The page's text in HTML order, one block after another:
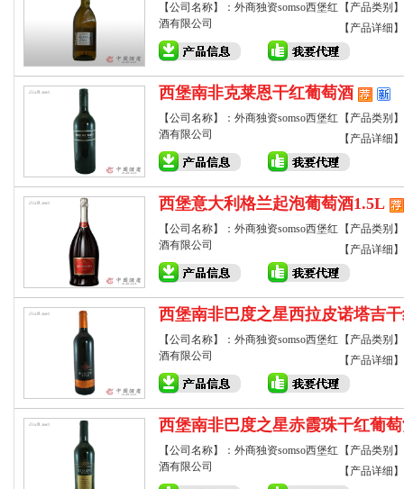
【公司名称】：外商独资somso西堡红
酒有限公司
【产品类别
【产品详细
西堡南非克莱恩干红葡萄酒
【公司名称】：外商独资somso西堡红
酒有限公司
【产品类别
【产品详细
西堡意大利格兰起泡葡萄酒1.5L
【公司名称】：外商独资somso西堡红
酒有限公司
【产品类别
【产品详细
西堡南非巴度之星西拉皮诺塔吉
【公司名称】：外商独资somso西堡红
酒有限公司
【产品类别
【产品详细
西堡南非巴度之星赤霞珠干红葡
【公司名称】：外商独资somso西堡红
酒有限公司
【产品类别
【产品详细